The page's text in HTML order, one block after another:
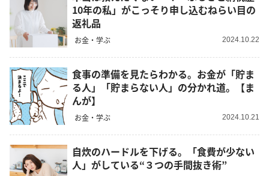
10年の私」がこっそり申し込むねらい目の
返礼品
お金・学ぶ 2024.10.22
食事の準備を見たらわかる。お金が「貯ま
る人」「貯まらない人」の分かれ道。【ま
んが】
お金・学ぶ 2024.10.21
自炊のハードルを下げる。「食費が少ない
人」がしている“３つの手間抜き術”